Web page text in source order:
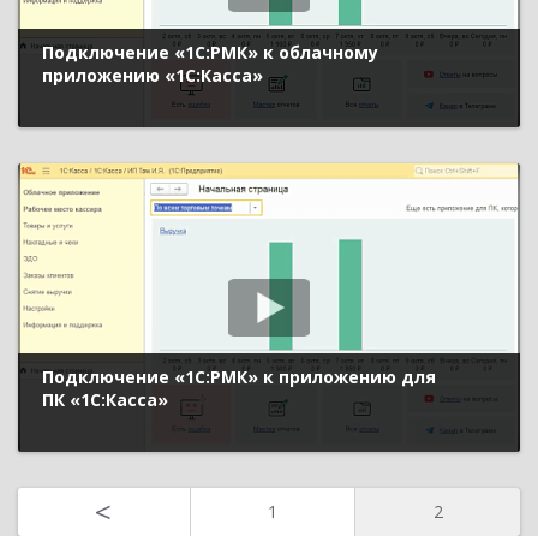
Подключение «1С:РМК» к облачному
приложению «1С:Касса»
Подключение «1С:РМК» к приложению для
ПК «1С:Касса»
< 1 2